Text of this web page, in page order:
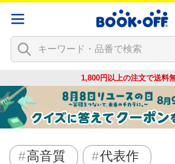
1,800円以上の注文で送料
高音質 代表作